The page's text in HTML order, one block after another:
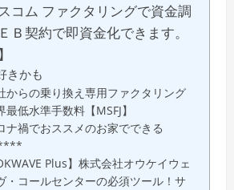
コム ファクタリングで資金調
Ｂ契約で即資金化できます。
きかも
からの乗り換え専用ファクタリング
最低水準手数料【MSFJ】
ナ禍でおススメのお家でできる
Plus】株式会社オウケイウェ
・コールセンターの必須ツール！サ